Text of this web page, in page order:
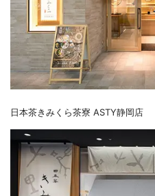
日本茶きみくら茶寮 ASTY静岡店